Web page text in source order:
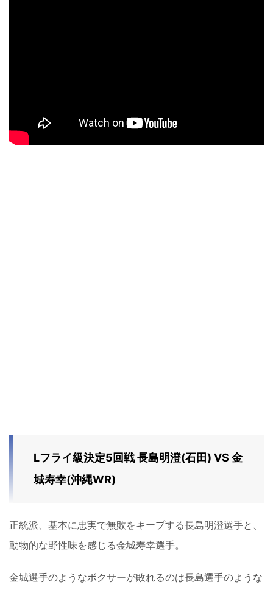
Lフライ級決定5回戦 長島明澄(石田) VS 金
城寿幸(沖縄WR)
正統派、基本に忠実で無敗をキープする長島明澄選手と、
動物的な野性味を感じる金城寿幸選手。
金城選手のようなボクサーが敗れるのは長島選手のような